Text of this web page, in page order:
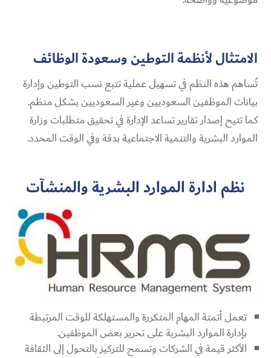
الامتثال لأنظمة التوطين وسعودة الوظائف
تُساهم هذه النظم في تسهيل عملية تتبع نسب التوطين وإدارة
بيانات الموظفين السعوديين وغير السعوديين بشكل منظم.
كما تتيح إصدار تقارير تساعد الإدارة في تحقيق متطلبات وزارة
الموارد البشرية والتنمية الاجتماعية بدقة وفي الوقت المحدد.
نظم ادارة الموارد البشرية والمنشآت
تعمل أتمتة المهام المتكررة والمستهلكة للوقت المرتبطة
بإدارة الموارد البشرية على تحرير بعض الموظفين.
الأكثر قيمة في الشركات وتسمح للتركيز بالتحول إلى الثقافة